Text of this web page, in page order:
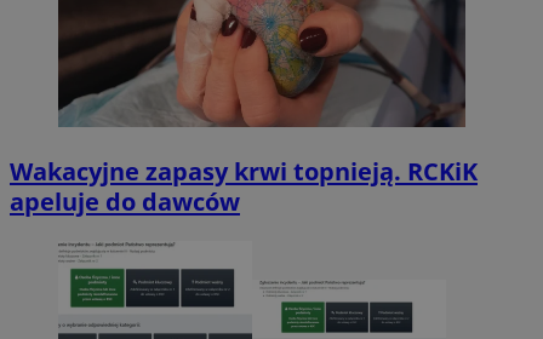
Wakacyjne zapasy krwi topnieją. RCKiK
apeluje do dawców